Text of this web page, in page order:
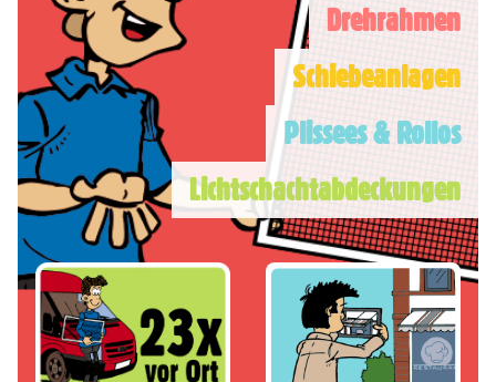
Drehrahmen
Schiebeanlagen
Plissees & Rollos
Lichtschachtabdeckungen